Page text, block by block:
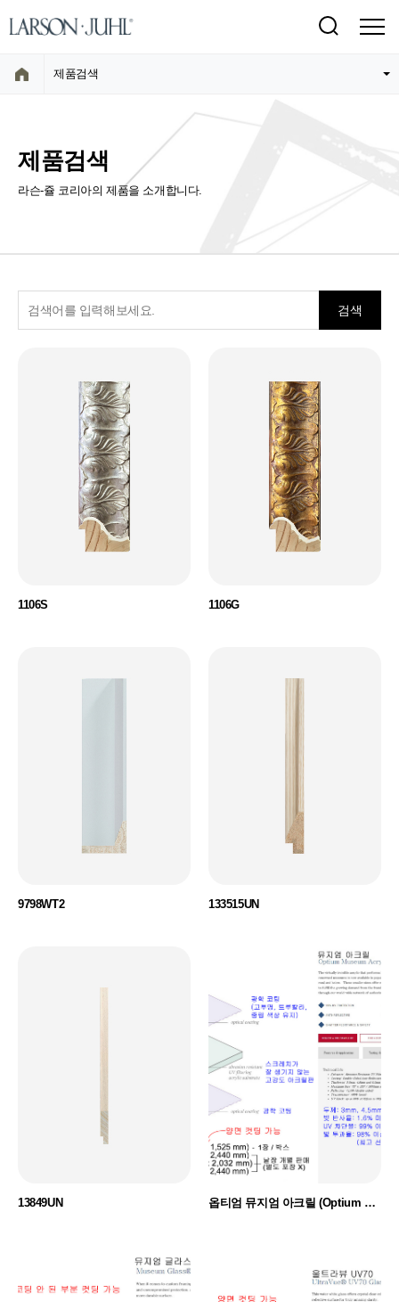
제품검색
제품검색
라슨-쥴 코리아의 제품을 소개합니다.
검색
1106S 1106G
9798WT2 133515UN
13849UN 옵티엄 뮤지엄 아크릴 (Optium Museum Acrylic)